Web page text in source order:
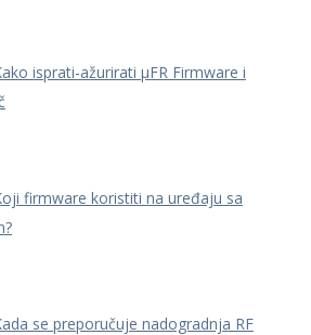
isprati-ažurirati μFR Firmware i
firmware koristiti na uređaju sa
se preporučuje nadogradnja RF